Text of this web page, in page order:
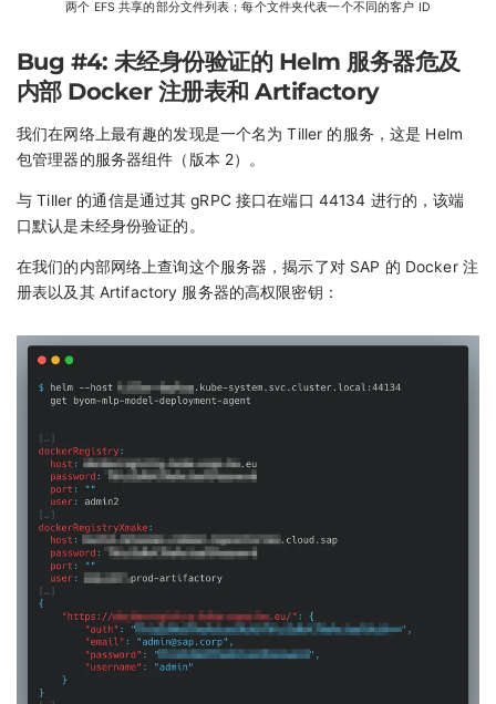
两个 EFS 共享的部分文件列表；每个文件夹代表一个不同的客户 ID
Bug #4: 未经身份验证的 Helm 服务器危及
内部 Docker 注册表和 Artifactory
我们在网络上最有趣的发现是一个名为 Tiller 的服务，这是 Helm
包管理器的服务器组件（版本 2）。
与 Tiller 的通信是通过其 gRPC 接口在端口 44134 进行的，该端
口默认是未经身份验证的。
在我们的内部网络上查询这个服务器，揭示了对 SAP 的 Docker 注
册表以及其 Artifactory 服务器的高权限密钥：